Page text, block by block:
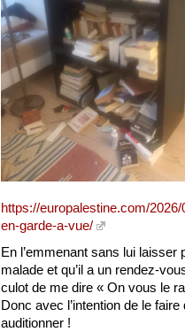
https://europalestine.com/
en-garde-a-vue/
En l’emmenant sans lui
malade et qu’il a un rendez-
culot de me dire « On vous le
Donc avec l’intention de le
auditionner !